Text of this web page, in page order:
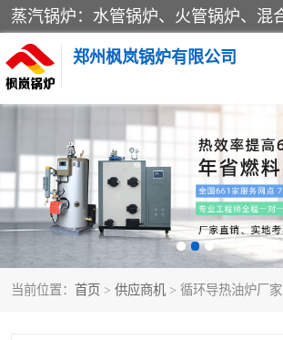
郑州枫岚锅炉有限公司
当前位置： 首页 > 供应商机 > 循环导热油炉厂家